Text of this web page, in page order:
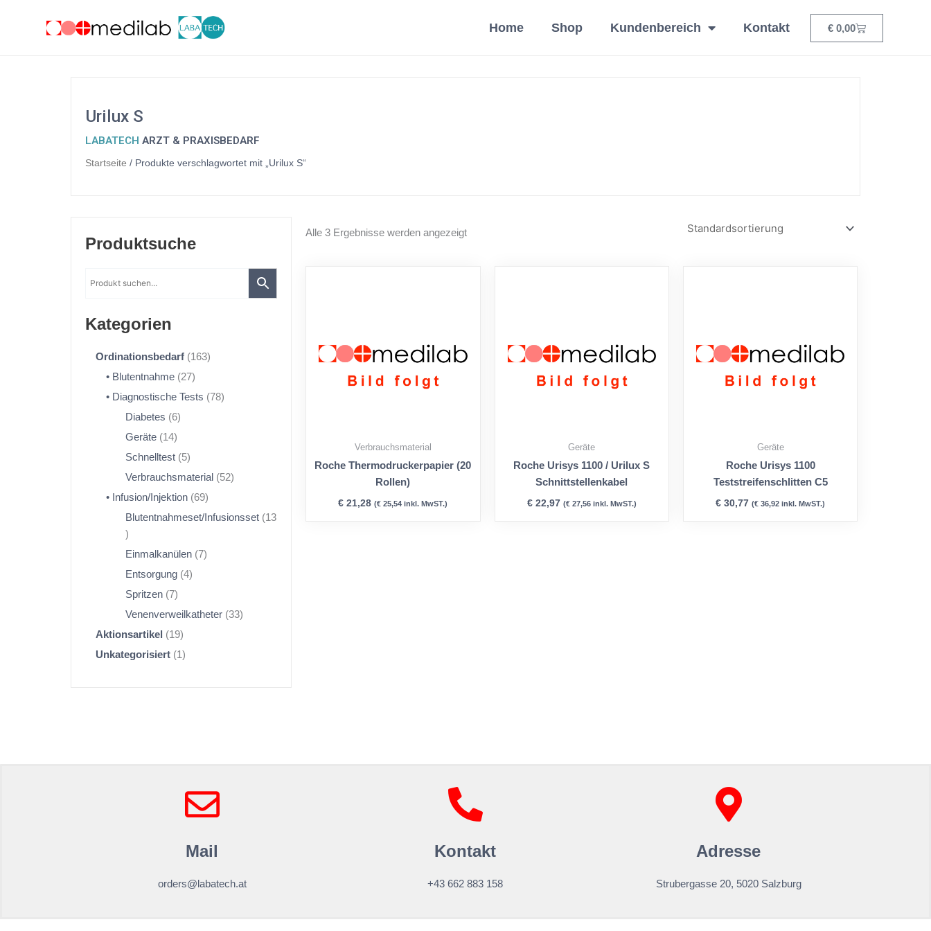
Home Shop Kundenbereich Kontakt € 0,00Warenkorb
Urilux S
LABATECH ARZT & PRAXISBEDARF
Startseite / Produkte verschlagwortet mit „Urilux S“
Produktsuche
Kategorien
Ordinationsbedarf 163
Blutentnahme 27
27
Diagnostische Tests 78
Diabetes 6
6
Geräte 14
14
Schnelltest 5
5
Verbrauchsmaterial 52
Infusion/Injektion 69
Blutentnahmeset/Infusionsset 13
13
Einmalkanülen 7
Entsorgung 4
4
Spritzen 7
7
Venenverweilkatheter 33
Aktionsartikel 19
19
Unkategorisiert 1
1
Alle 3 Ergebnisse werden angezeigt
Verbrauchsmaterial
Roche Thermodruckerpapier (20
Rollen)
€ 21,28 (€ 25,54 inkl. MwST.)
Geräte
Roche Urisys 1100 / Urilux S
Schnittstellenkabel
€22,97 (€27,56inkl. MwST.)
Geräte
Roche Urisys 1100
Teststreifenschlitten C5
€ 30,77 (€ 36,92 inkl. MwST.)
Mail
orders@labatech.at
Kontakt
+43 662 883 158
Adresse
Strubergasse 20, 5020 Salzburg